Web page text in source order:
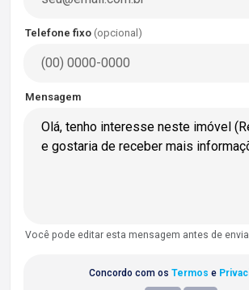
Telefone fixo (opcional)
Mensagem
Você pode editar esta mensagem antes de
Concordo com os Termos e